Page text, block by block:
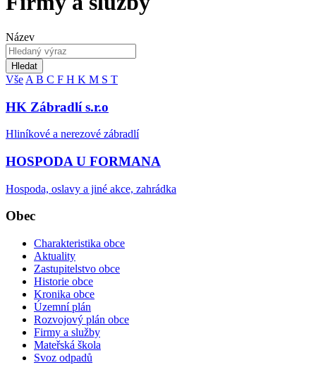
Název
Hledat
Vše A B C F H K M S T
HK Zábradlí s.r.o
Hliníkové a nerezové zábradlí
HOSPODA U FORMANA
Hospoda, oslavy a jiné akce, zahrádka
Obec
Charakteristika obce
Aktuality
Zastupitelstvo obce
Historie obce
Kronika obce
Územní plán
Rozvojový plán obce
Firmy a služby
Mateřská škola
Svoz odpadů